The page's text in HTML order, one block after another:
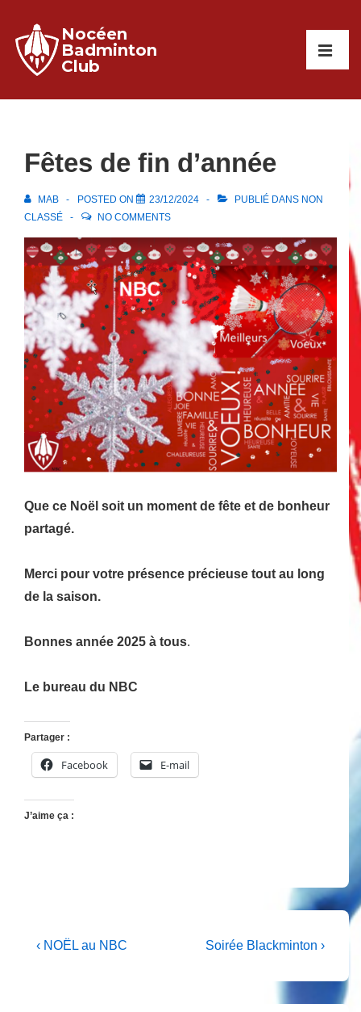
passer
contenu
principal
Nocéen
Badminton
Club
Fêtes de fin d’année
MAB POSTED ON 23/12/2024 PUBLIÉ DANS NON
CLASSÉ
NO COMMENTS
Que ce Noël soit un moment de fête et de bonheur
partagé.
Merci pour votre présence précieuse tout au long
de la saison.
Bonnes année 2025 à tous.
Le bureau du NBC
Partager :
Facebook E-mail
J’aime ça :
Navigation
Previous
‹ NOËL au NBC
Next
Soirée Blackminton ›